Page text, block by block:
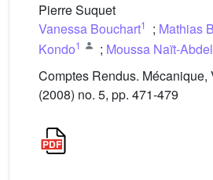
Pierre Suquet
Vanessa Bouchart1 ; Mathias
Kondo1 ; Moussa Naït-
Comptes Rendus. Mécanique,
(2008) no. 5, pp. 471-479